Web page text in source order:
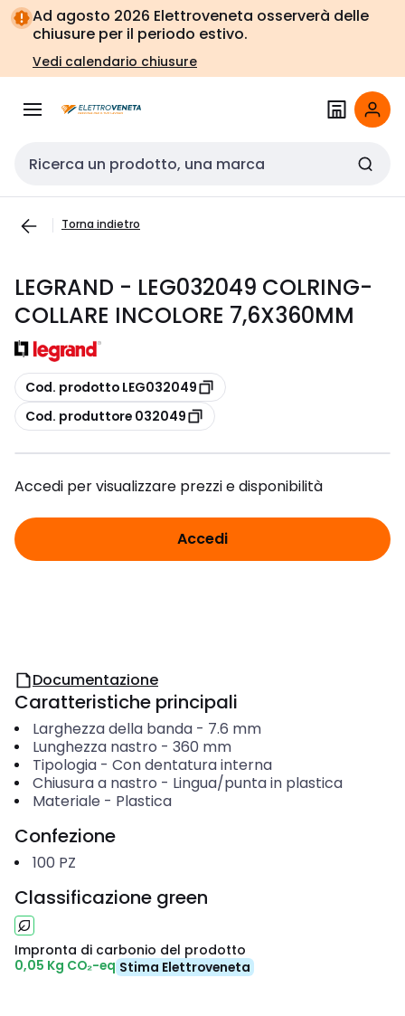
Vai alla
navigazione
Vai
alla
pagina
Ad agosto 2026 Elettroveneta osserverà delle
chiusure per il periodo estivo.
Vedi calendario chiusure
Cerca input
Torna indietro
LEGRAND - LEG032049 COLRING-
COLLARE INCOLORE 7,6X360MM
copia
Cod. prodotto LEG032049
copia
Cod. produttore 032049
Accedi per visualizzare prezzi e disponibilità
Accedi
Documentazione
Caratteristiche principali
Larghezza della banda- 7.6 mm
Lunghezza nastro - 360 mm
Tipologia- Con dentatura interna
Chiusura a nastro - Lingua/punta in plastica
Materiale - Plastica
Confezione
100 PZ
Classificazione green
Impronta di carbonio del prodotto
0,05 Kg CO₂-eq Stima Elettroveneta